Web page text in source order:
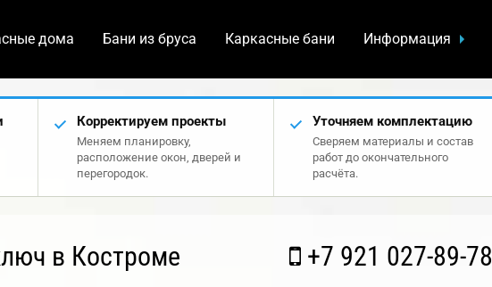
дома Бани из бруса Каркасные бани Информация
Корректируем проекты
Меняем планировку,
расположение окон, дверей и
перегородок.
Уточняем комплектацию
Сверяем материалы и состав
работ до окончательного
расчёта.
в Костроме +7 921 027-89-78